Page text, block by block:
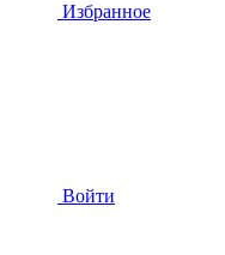
Избранное
Войти